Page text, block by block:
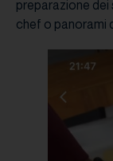
preparazione
chef o panorami